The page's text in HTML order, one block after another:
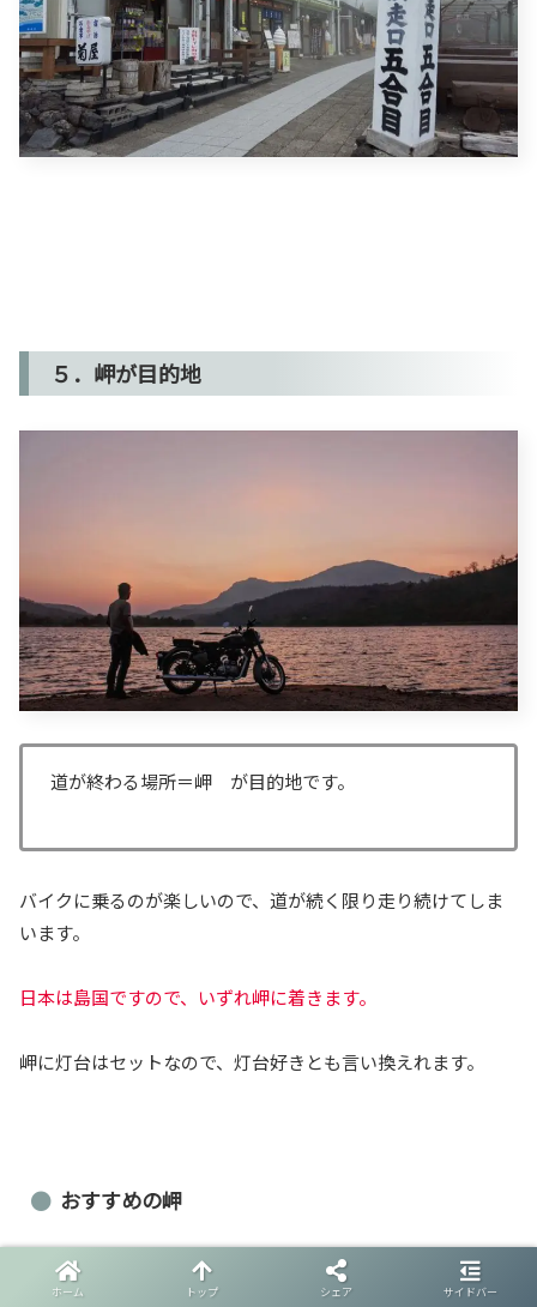
５．岬が目的地
道が終わる場所＝岬 が目的地です。
バイクに乗るのが楽しいので、道が続く限り走り続けてしま
います。
日本は島国ですので、いずれ岬に着きます。
岬に灯台はセットなので、灯台好きとも言い換えれます。
おすすめの岬
定番の潮岬
ホーム トップ シェア サイドバー